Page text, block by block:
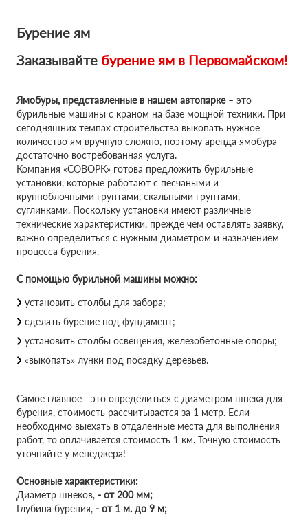
Бурение ям
Заказывайте бурение ям в Первомайском!
Ямобуры, представленные в нашем автопарке– это
бурильные машины с краном на базе мощной техники. При
сегодняшних темпах строительства выкопать нужное
количество ям вручную сложно, поэтому аренда ямобура –
достаточно востребованная услуга.
Компания «СОВОРК» готова предложить бурильные
установки, которые работают с песчаными и
крупноблочными грунтами, скальными грунтами,
суглинками. Поскольку установки имеют различные
технические характеристики, прежде чем оставлять заявку,
важно определиться с нужным диаметром и назначением
процесса бурения.
С помощью бурильной машины можно:
установить столбы для забора;
сделать бурение под фундамент;
установить столбы освещения, железобетонные опоры;
«выкопать» лунки под посадку деревьев.
Самое главное - это определиться с диаметром шнека для
бурения, стоимость рассчитывается за 1 метр. Если
необходимо выехать в отдаленные места для выполнения
работ, то оплачивается стоимость 1 км. Точную стоимость
уточняйте у менеджера!
Основные характеристики:
Диаметр шнеков, - от 200 мм;
Глубина бурения, - от 1 м. до 9 м;